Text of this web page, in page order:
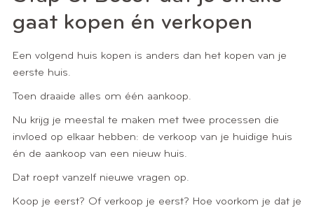
gaat kopen én verkopen
Een volgend huis kopen is anders dan het kopen van je
eerste huis.
Toen draaide alles om één aankoop.
Nu krijg je meestal te maken met twee processen die
invloed op elkaar hebben: de verkoop van je huidige huis
én de aankoop van een nieuw huis.
Dat roept vanzelf nieuwe vragen op.
Koop je eerst? Of verkoop je eerst? Hoe voorkom je dat je